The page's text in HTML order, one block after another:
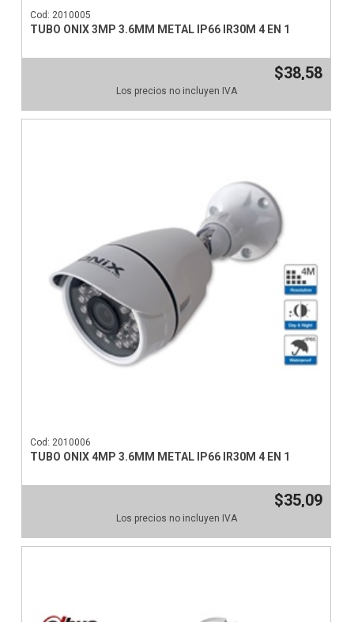
Cod: 2010005
TUBO ONIX 3MP 3.6MM METAL IP66 IR30M 4 EN 1
$38,58
Los precios no incluyen IVA
Cod: 2010006
TUBO ONIX 4MP 3.6MM METAL IP66 IR30M 4 EN 1
$35,09
Los precios no incluyen IVA